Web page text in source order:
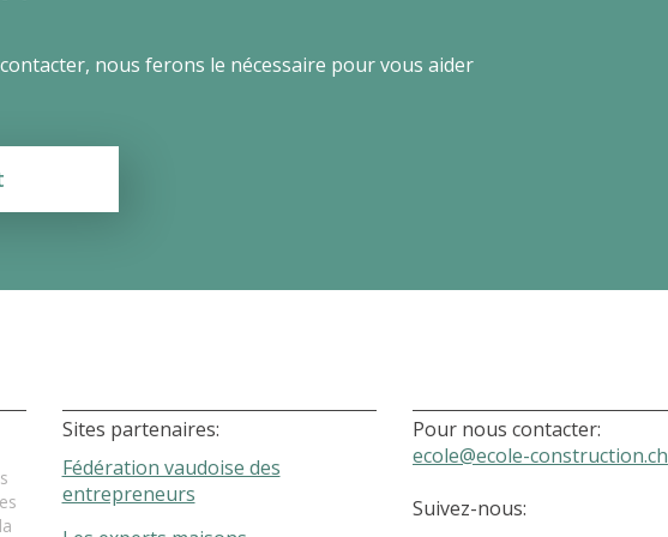
nous ferons le nécessaire pour vous aider
Sites partenaires:
Fédération vaudoise des
entrepreneurs
Pour nous contacter:
ecole@ecole-construction.ch
Suivez-nous: